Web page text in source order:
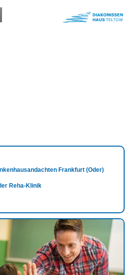
Frankfurt (Oder)
Reha-Klinik